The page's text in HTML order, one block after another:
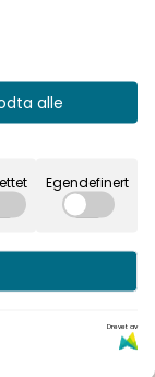
alle
Egendefinert
Drevet av